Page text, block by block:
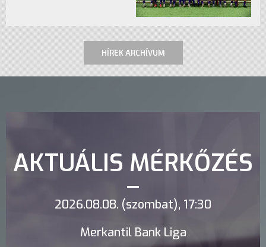
HÍREK ARCHÍVUM
AKTUÁLIS MÉRKŐZÉS
2026.08.08. (szombat), 17:30
Merkantil Bank Liga